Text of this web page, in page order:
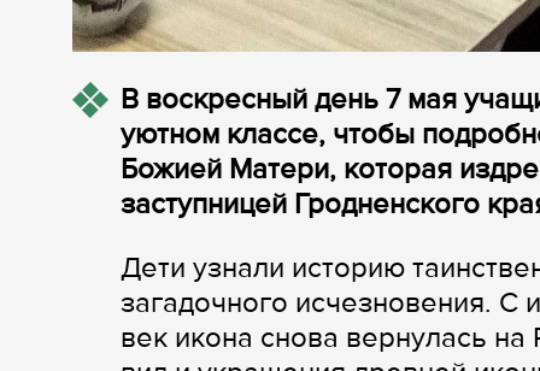
В воскресный день 7 мая
уютном классе, чтобы
Божией Матери, которая
заступницей Гродненского
Дети узнали историю
загадочного исчезновения. С
век икона снова вернулась